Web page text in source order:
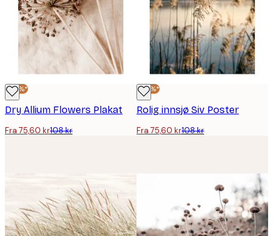
-30%*
Dry Allium Flowers Plakat
Fra 75,60 kr108 kr
-30%*
Rolig innsjø Siv Poster
Fra 75,60 kr108 kr